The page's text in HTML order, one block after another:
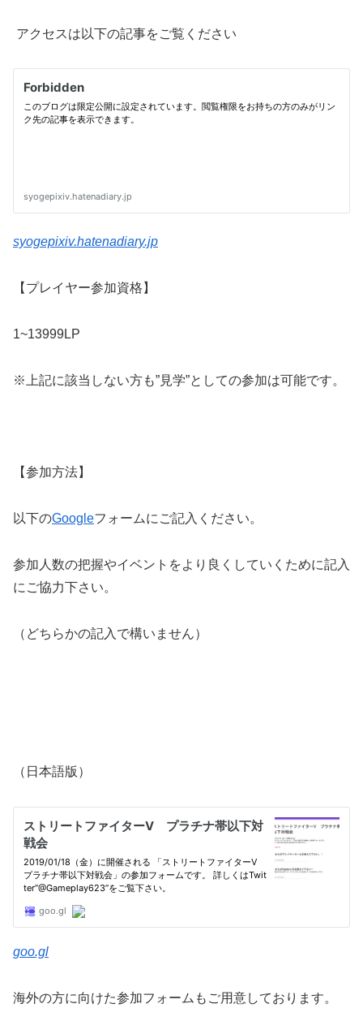
アクセスは以下の記事をご覧ください
syogepixiv.hatenadiary.jp
【プレイヤー参加資格】
1~13999LP
※上記に該当しない方も”見学”としての参加は可能です。
【参加方法】
以下のGoogleフォームにご記入ください。
参加人数の把握やイベントをより良くしていくために記入
にご協力下さい。
（どちらかの記入で構いません）
（日本語版）
goo.gl
海外の方に向けた参加フォームもご用意しております。